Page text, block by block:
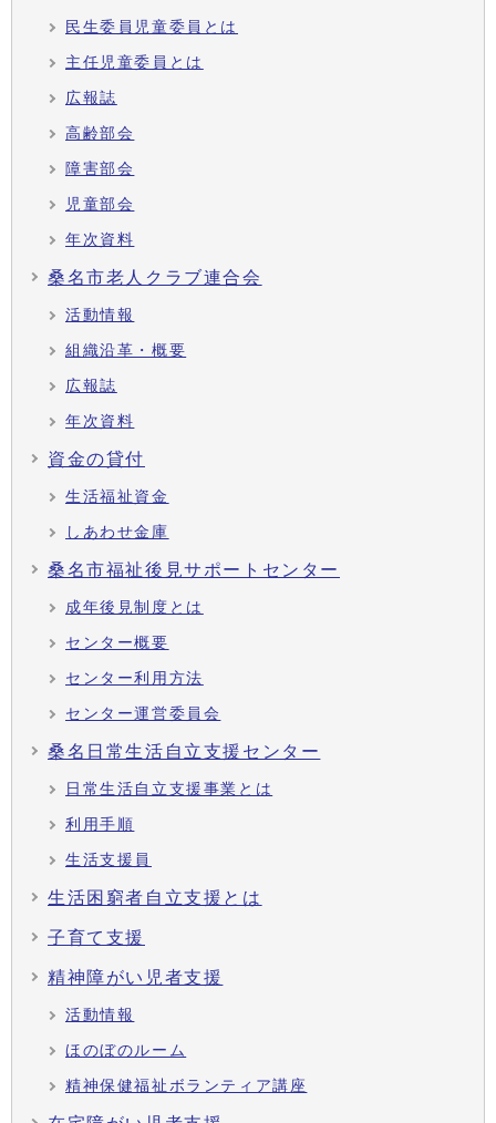
民生委員児童委員とは
主任児童委員とは
広報誌
高齢部会
障害部会
児童部会
年次資料
桑名市老人クラブ連合会
活動情報
組織沿革・概要
広報誌
年次資料
資金の貸付
生活福祉資金
しあわせ金庫
桑名市福祉後見サポートセンター
成年後見制度とは
センター概要
センター利用方法
センター運営委員会
桑名日常生活自立支援センター
日常生活自立支援事業とは
利用手順
生活支援員
生活困窮者自立支援とは
子育て支援
精神障がい児者支援
活動情報
ほのぼのルーム
精神保健福祉ボランティア講座